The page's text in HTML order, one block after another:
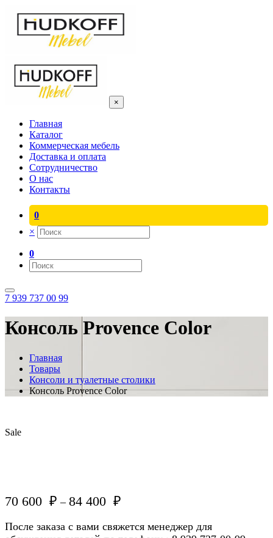
×
Главная
Каталог
Коммерческая мебель
Доставка и оплата
Сотрудничество
О нас
Контакты
0
×
0
7 939 737 00 99
Консоль Provence Color
Главная
Товары
Консоли и туалетные столики
Консоль Provence Color
Sale
70 600 ₽ – 84 400 ₽
После заказа с вами свяжется менеджер для